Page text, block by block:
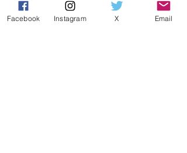
Coordinadora regional
Coordinadora del comité de ética
Facebook Instagram X Email